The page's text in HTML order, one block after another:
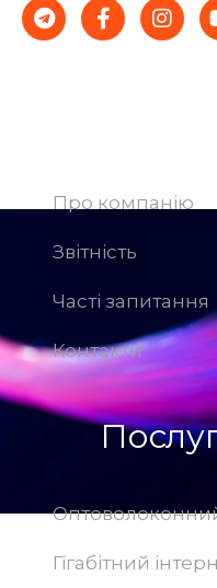
Про компанію
Звітність
Часті запитання
Контакти
Гігабітний